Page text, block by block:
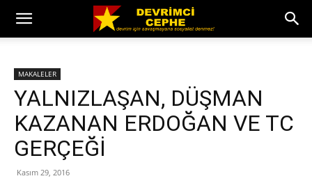
MAKALELER
YALNIZLAŞAN, DÜŞMAN
KAZANAN ERDOĞAN VE TC
GERÇEĞİ
Kasım 29, 2016